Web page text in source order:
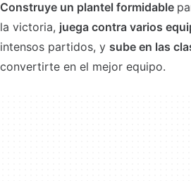
Construye un plantel formidable
la victoria, juega contra varios
intensos partidos, y sube en las
convertirte en el mejor equipo.